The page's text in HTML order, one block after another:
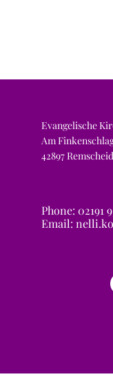
Evangelische
Am
42897 Remscheid
Phone: 02191
Email: